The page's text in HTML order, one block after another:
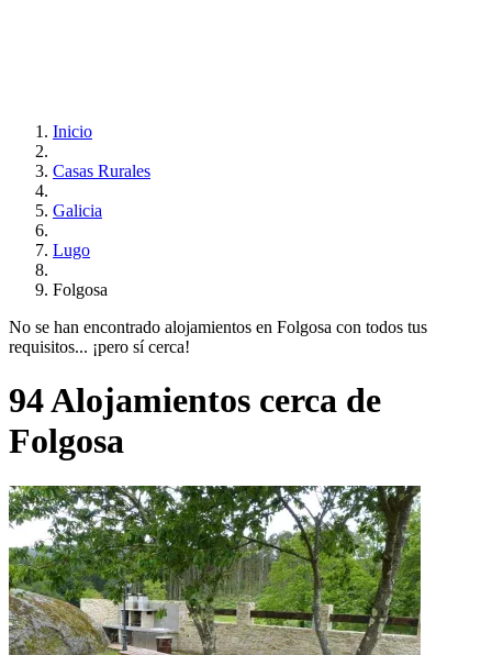
Inicio
Casas Rurales
Galicia
Lugo
Folgosa
No se han encontrado alojamientos en Folgosa con todos tus
requisitos... ¡pero sí cerca!
94 Alojamientos cerca de
Folgosa